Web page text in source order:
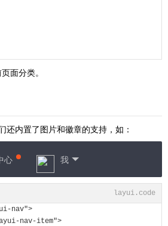
面分类。
还内置了图片和徽章的支持，如：
心 我
layui.code
nav">
nav-item">